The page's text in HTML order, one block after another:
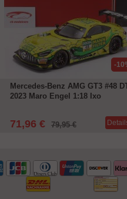
-
Mercedes-Benz AMG GT3 #48
2023 Maro Engel 1:18 Ixo
71,96 € 79,95 €